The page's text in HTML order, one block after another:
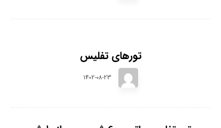
تورهای تفلیس
1402-08-23